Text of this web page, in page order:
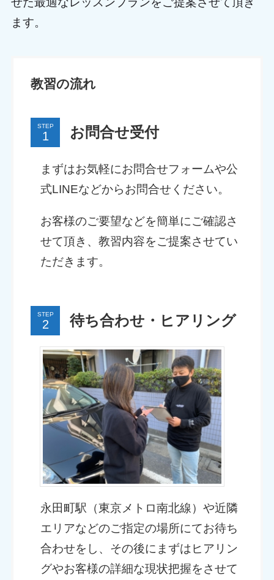
ます。
教習の流れ
STEP お問合せ受付
まずはお気軽にお問合せフォームや公
式LINEなどからお問合せください。
お客様のご要望などを簡単にご確認さ
せて頂き、教習内容をご提案させてい
ただきます。
STEP 待ち合わせ・ヒアリング
永田町駅（東京メトロ南北線）や近隣
エリアなどのご指定の場所にてお待ち
合わせをし、その後にまずはヒアリン
グやお客様の詳細な現状把握をさせて